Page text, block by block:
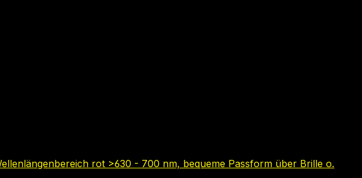
rot >630 - 700 nm, bequeme Passform über Brille o.